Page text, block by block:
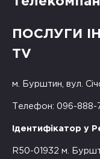
ПОСЛУГИ
TV
м. Бурштин, вул.
Телефон: 096-
Ідентифікатор у
R50-01932 м.